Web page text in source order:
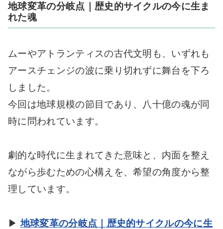
地球変革の分岐点｜歴史的サイクルの今に生ま
れた魂
ムーやアトランティスの古代文明も、いずれも
アースチェンジの波に乗り切れずに舞台を下ろ
しました。
今回は地球規模の節目であり、八十億の魂が同
時に問われています。
劇的な時代に生まれてきた意味と、内面を整え
ながら歩むための心構えを、希望の角度から整
理しています。
▶地球変革の分岐点｜歴史的サイクルの今に生